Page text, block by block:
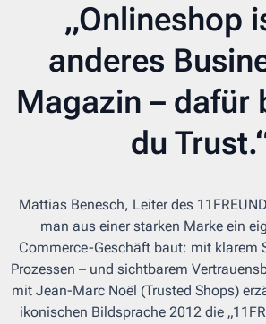
„Onlineshop
anderes
Magazin – dafür
du
Mattias Benesch, Leiter des
man aus einer starken Marke ein
Commerce-Geschäft baut: mit klarem
Prozessen – und sichtbarem
mit Jean-Marc Noël (Trusted Shops)
ikonischen Bildsprache 2012 die